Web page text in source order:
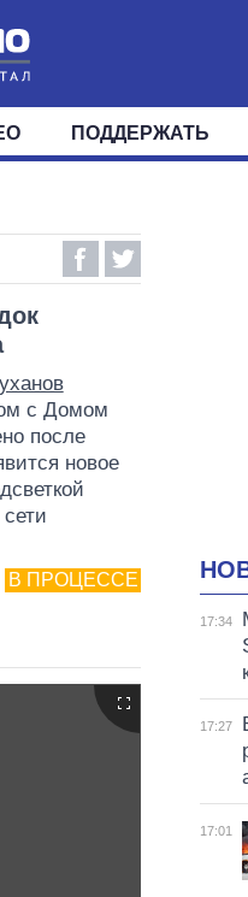
МИР
ОКРУГА
ПОДДЕРЖАТЬ
с Домом
после
новое
В ПРОЦЕССЕ
17:34
17:27
17:01